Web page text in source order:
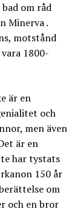
om råd
Minerva .
motstånd
1800-
är en
och
men även
är en
har tystats
150 år
om
och en bror